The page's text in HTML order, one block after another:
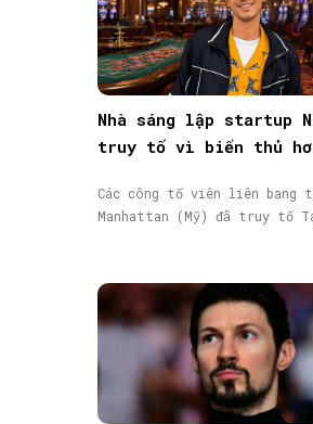
Nhà sáng lập startup
truy tố vì biển thủ
Các công tố viên liên bang
Manhattan (Mỹ) đã truy tố